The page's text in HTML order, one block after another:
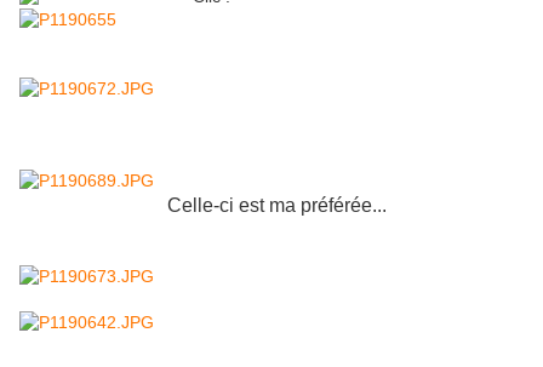
Celle-ci est ma préférée...